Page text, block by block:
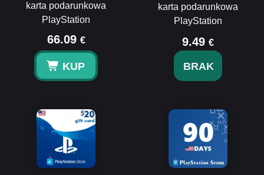
karta podarunkowa
PlayStation
66.09 €
KUP
karta podarunkowa
PlayStation
9.49 €
BRAK